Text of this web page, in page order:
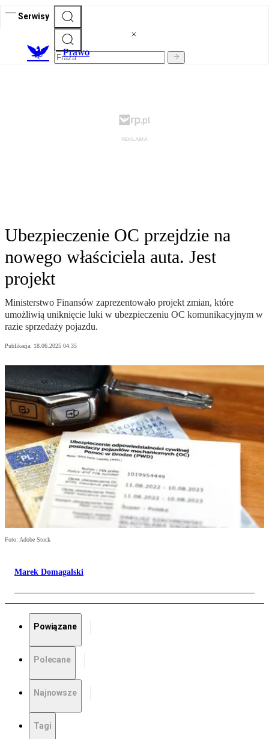
Serwisy
Prawo
Ubezpieczenie OC przejdzie na
nowego właściciela auta. Jest
projekt
Ministerstwo Finansów zaprezentowało projekt zmian, które
umożliwią uniknięcie luki w ubezpieczeniu OC komunikacyjnym w
razie sprzedaży pojazdu.
Publikacja: 18.06.2025 04:35
Foto: Adobe Stock
Marek Domagalski
Powiązane
Polecane
Najnowsze
Tagi